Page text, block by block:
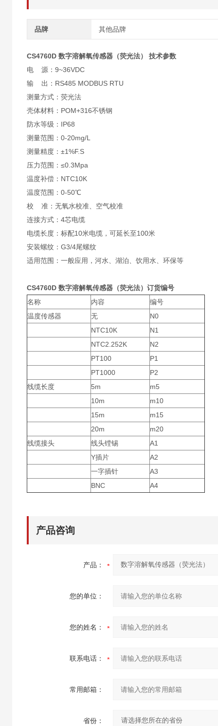
品牌 其他品牌
CS4760D 数字溶解氧传感器（荧光法）
技术参数
电 源：9~36VDC
输 出：RS485 MODBUS RTU
测量方式：荧光法
壳体材料：POM+316不锈钢
防水等级：IP68
测量范围：0-20mg/L
测量精度：±1%F.S
压力范围：≤0.3Mpa
温度补偿：NTC10K
温度范围：0-50℃
校 准：无氧水校准、空气校准
连接方式：4芯电缆
电缆长度：标配10米电缆，可延长至100米
安装螺纹：G3/4尾螺纹
适用范围：一般应用，河水、湖泊、饮用水、环保等
CS4760D 数字溶解氧传感器（荧光法）订货编号
名称
内容 编号
温度传感器 无
N0
NTC10K
N1
NTC2.252K
N2
PT100
P1
PT1000
P2
线缆长度
5m
m5
10m
m10
15m
m15
20m
m20
线缆接头
线头镗锡
A1
Y插片
A2
一字插针
A3
BNC
A4
产品咨询
产品：
您的单位：
您的姓名：
联系电话：
常用邮箱：
省份：